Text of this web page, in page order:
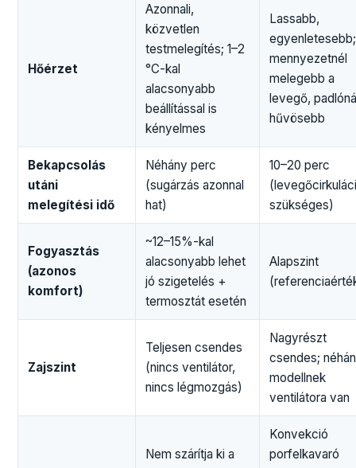
Hőérzet
Azonnali,
közvetlen
testmelegítés; 1–2
°C-kal
alacsonyabb
beállítással is
kényelmes
Lassabb,
egyenletesebb;
mennyezetnél
melegebb a
levegő,
hűvösebb
Bekapcsolás
utáni
melegítési idő
Néhány perc
(sugárzás azonnal
hat)
10–20 perc
szükséges)
Fogyasztás
(azonos
komfort)
~12–15%-kal
alacsonyabb lehet
jó szigetelés +
termosztát esetén
Alapszint
Zajszint
Teljesen csendes
(nincs ventilátor,
nincs légmozgás)
Nagyrészt
csendes;
modellnek
ventilátora van
Nem szárítja ki a
Konvekció
porfelkavaró